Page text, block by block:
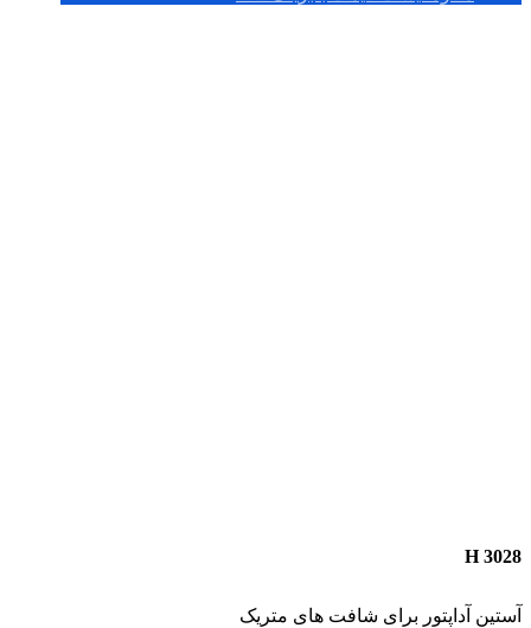
H 3028
آستین آداپتور برای شافت های متریک